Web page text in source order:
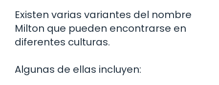
Existen varias variantes del nombre
Milton que pueden encontrarse en
diferentes culturas.
Algunas de ellas incluyen: